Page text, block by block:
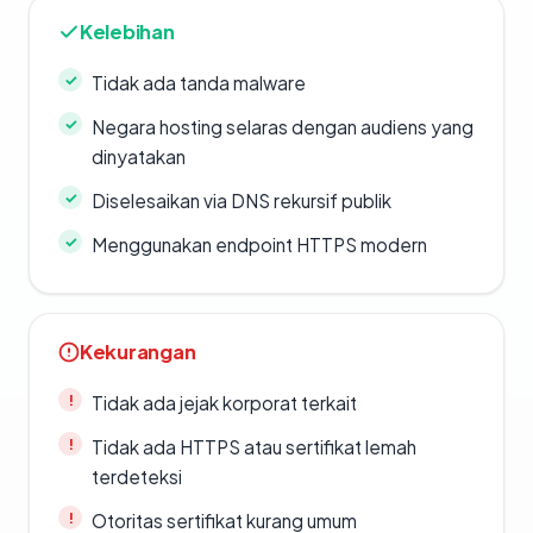
Kelebihan
Tidak ada tanda malware
Negara hosting selaras dengan audiens yang
dinyatakan
Diselesaikan via DNS rekursif publik
Menggunakan endpoint HTTPS modern
Kekurangan
Tidak ada jejak korporat terkait
Tidak ada HTTPS atau sertifikat lemah
terdeteksi
Otoritas sertifikat kurang umum